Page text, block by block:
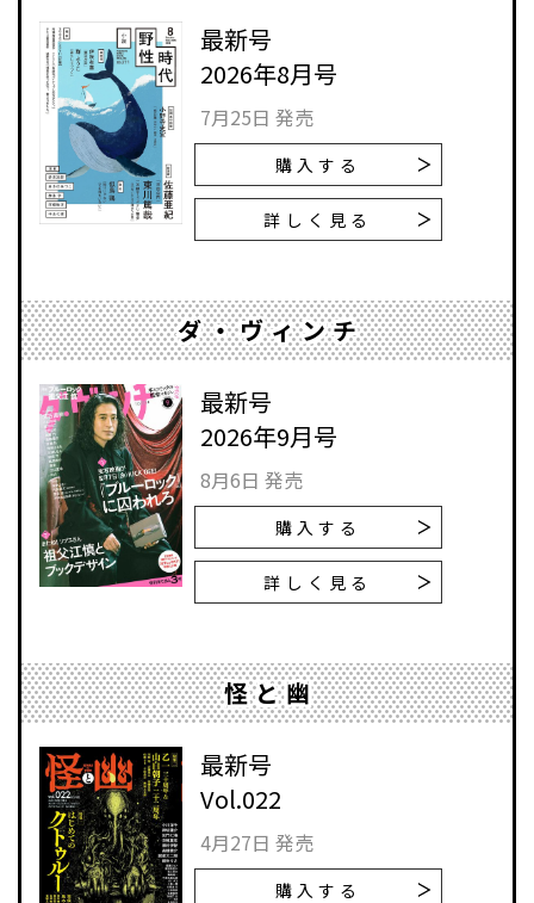
最新号
2026年8月号
7月25日 発売
購入する
詳しく見る
ダ・ヴィンチ
最新号
2026年9月号
8月6日 発売
購入する
詳しく見る
怪と幽
最新号
Vol.022
4月27日 発売
購入する